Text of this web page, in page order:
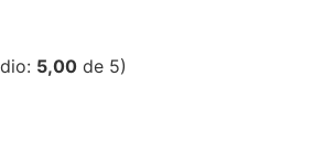
5,00 de 5)